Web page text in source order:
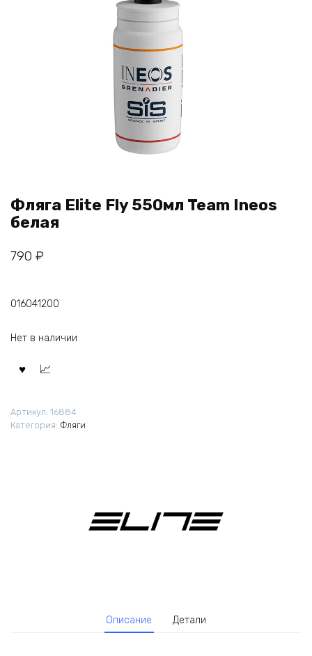
Фляга Elite Fly 550мл Team Ineos
белая
790 ₽
016041200
Нет в наличии
Артикул: 16884
Категория: Фляги
Описание Детали